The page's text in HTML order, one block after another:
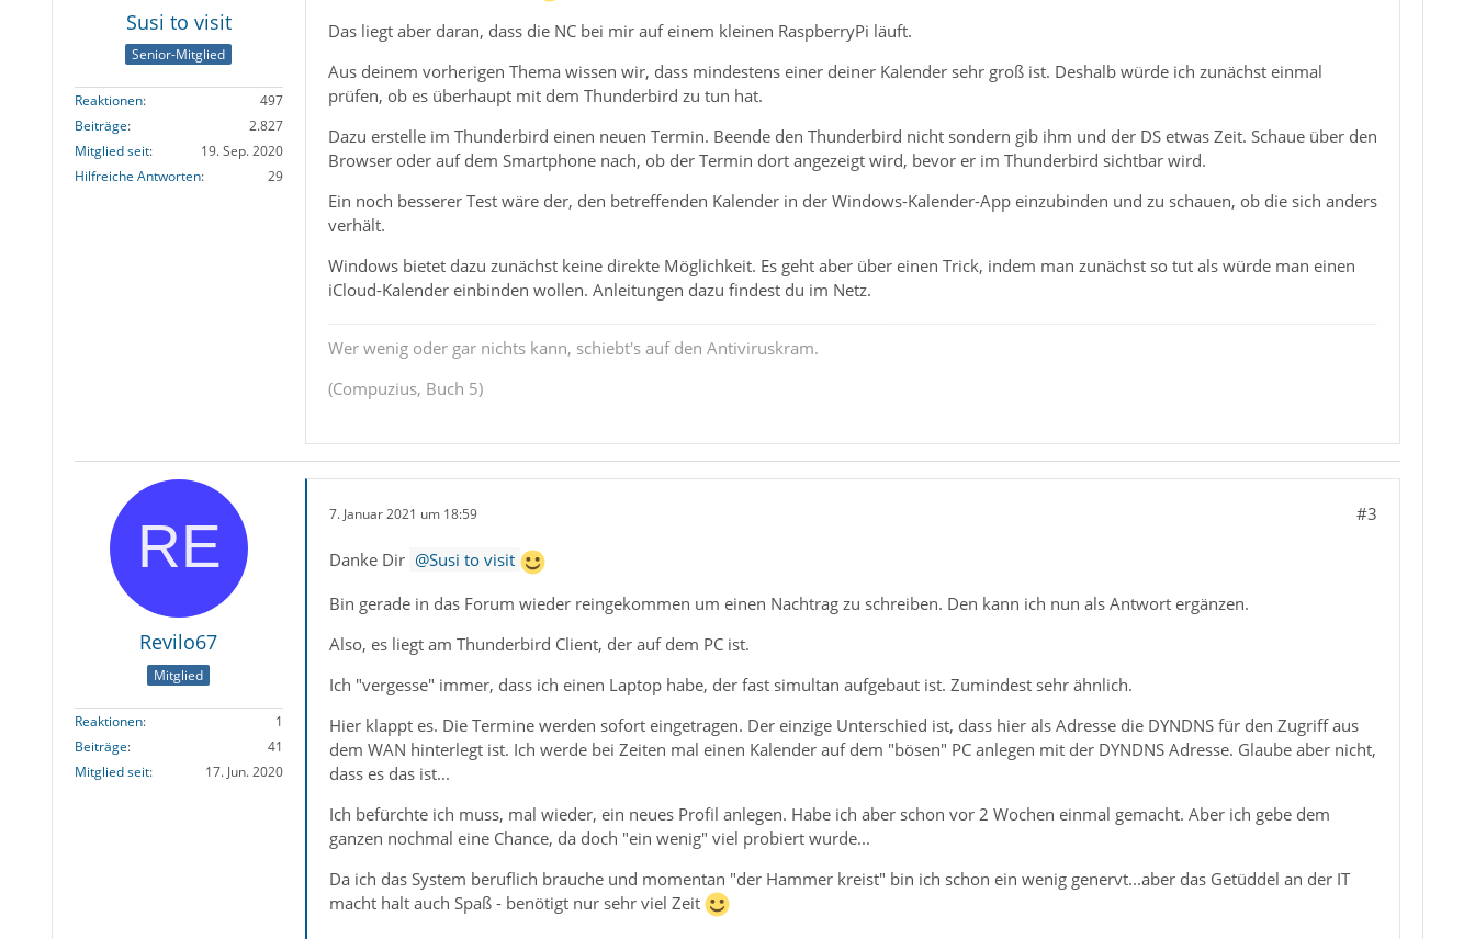
Susi to visit
Senior-Mitglied
Reaktionen
497
Beiträge
2.827
Mitglied seit
19. Sep. 2020
Hilfreiche Antworten
29
Das liegt aber daran, dass die NC bei mir auf einem kleinen RaspberryPi läuft.
Aus deinem vorherigen Thema wissen wir, dass mindestens einer deiner Kalender sehr groß ist. Deshalb würde ich zunächst einmal
prüfen, ob es überhaupt mit dem Thunderbird zu tun hat.
Dazu erstelle im Thunderbird einen neuen Termin. Beende den Thunderbird nicht sondern gib ihm und der DS etwas Zeit. Schaue über den
Browser oder auf dem Smartphone nach, ob der Termin dort angezeigt wird, bevor er im Thunderbird sichtbar wird.
Ein noch besserer Test wäre der, den betreffenden Kalender in der Windows-Kalender-App einzubinden und zu schauen, ob die sich anders
verhält.
Windows bietet dazu zunächst keine direkte Möglichkeit. Es geht aber über einen Trick, indem man zunächst so tut als würde man einen
iCloud-Kalender einbinden wollen. Anleitungen dazu findest du im Netz.
Wer wenig oder gar nichts kann, schiebt's auf den Antiviruskram.
(Compuzius, Buch 5)
Revilo67
Mitglied
Reaktionen
1
Beiträge
41
Mitglied seit
17. Jun. 2020
7. Januar 2021 um 18:59 #3
Danke Dir
Susi to visit
Bin gerade in das Forum wieder reingekommen um einen Nachtrag zu schreiben. Den kann ich nun als Antwort ergänzen.
Also, es liegt am Thunderbird Client, der auf dem PC ist.
Ich "vergesse" immer, dass ich einen Laptop habe, der fast simultan aufgebaut ist. Zumindest sehr ähnlich.
Hier klappt es. Die Termine werden sofort eingetragen. Der einzige Unterschied ist, dass hier als Adresse die DYNDNS für den Zugriff aus
dem WAN hinterlegt ist. Ich werde bei Zeiten mal einen Kalender auf dem "bösen" PC anlegen mit der DYNDNS Adresse. Glaube aber nicht,
dass es das ist...
Ich befürchte ich muss, mal wieder, ein neues Profil anlegen. Habe ich aber schon vor 2 Wochen einmal gemacht. Aber ich gebe dem
ganzen nochmal eine Chance, da doch "ein wenig" viel probiert wurde...
Da ich das System beruflich brauche und momentan "der Hammer kreist" bin ich schon ein wenig genervt...aber das Getüddel an der IT
macht halt auch Spaß - benötigt nur sehr viel Zeit